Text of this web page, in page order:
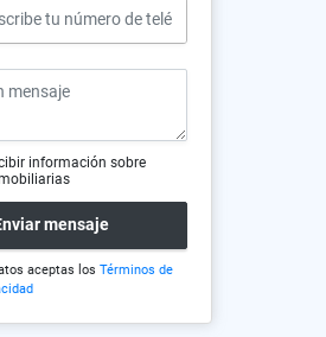
información sobre
mensaje
aceptas los Términos de